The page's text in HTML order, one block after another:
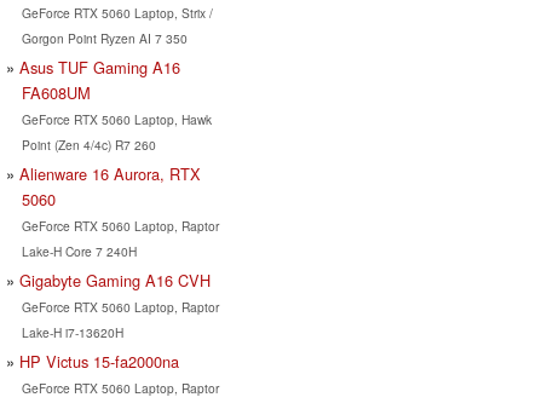
GeForce RTX 5060 Laptop, Strix /
Gorgon Point Ryzen AI 7 350
Asus TUF Gaming A16
FA608UM
GeForce RTX 5060 Laptop, Hawk
Point (Zen 4/4c) R7 260
Alienware 16 Aurora, RTX
5060
GeForce RTX 5060 Laptop, Raptor
Lake-H Core 7 240H
Gigabyte Gaming A16 CVH
GeForce RTX 5060 Laptop, Raptor
Lake-H i7-13620H
HP Victus 15-fa2000na
GeForce RTX 5060 Laptop, Raptor